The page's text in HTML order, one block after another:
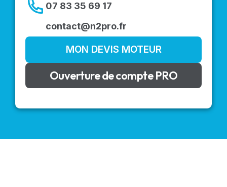
07 83 35 69 17
contact@n2pro.fr
MON DEVIS MOTEUR
Ouverture de compte PRO